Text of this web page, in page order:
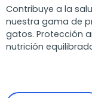
Contribuye a la
nuestra gama de
gatos. Protección
nutrición